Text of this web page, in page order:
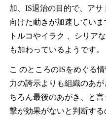
加、IS退治の目的で、ア
向けた動きが加速していま
トルコやイラク 、シリア
も加わっているようです。
こ のところのISをめぐる
力の誇示よりも組織のあ
ちろん最後のあがき、と
撃が効果がないと判断す